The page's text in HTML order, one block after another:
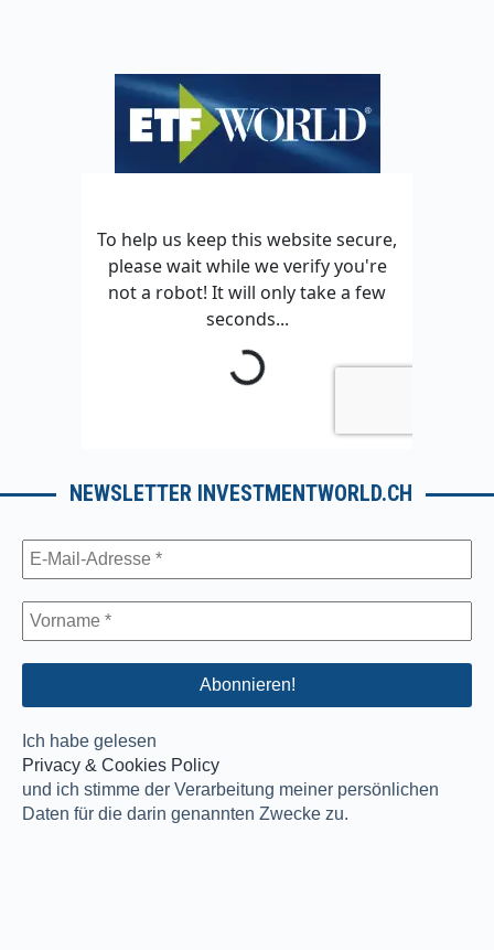
NEWSLETTER INVESTMENTWORLD.CH
Ich habe gelesen
Privacy & Cookies Policy
und ich stimme der Verarbeitung meiner persönlichen
Daten für die darin genannten Zwecke zu.